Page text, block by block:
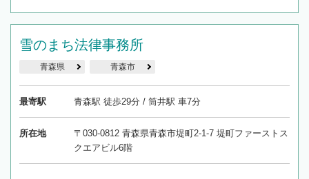
雪のまち法律事務所
青森県 青森市
最寄駅 青森駅 徒歩29分 / 筒井駅 車7分
所在地
〒030-0812 青森県青森市堤町2-1-7 堤町ファーストス
クエアビル6階